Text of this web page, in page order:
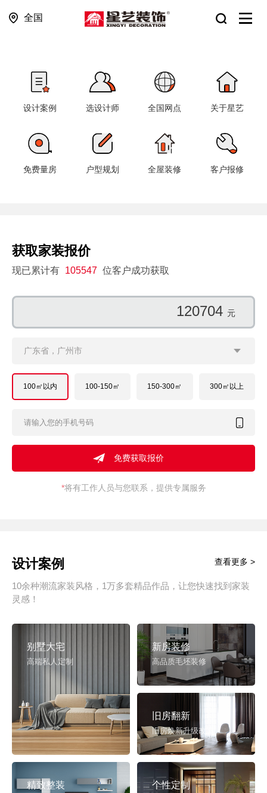
全国
设计案例 选设计师 全国网点 关于星艺
免费量房 户型规划 全屋装修 客户报修
获取家装报价
现已累计有 105547 位客户成功获取
165436 元
广东省，广州市
100㎡以内 100-150㎡ 150-300㎡ 300㎡以上
*将有工作人员与您联系，提供专属服务
设计案例
10余种潮流家装风格，1万多套精品作品，让您快速找到家装
灵感！
查看更多 >
别墅大宅
高端私人定制
新房装修
高品质毛坯装修
旧房翻新
旧房焕新升级改造
精致整装 个性定制